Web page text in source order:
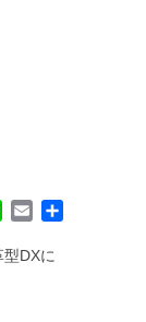
n
a
DXに